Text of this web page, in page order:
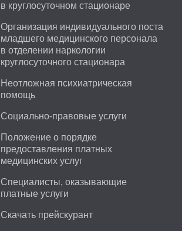
в круглосуточном стационаре
Организация индивидуального поста
младшего медицинского персонала
в отделении наркологии
круглосуточного стационара
Неотложная психиатрическая
помощь
Социально-правовые услуги
Положение о порядке
предоставления платных
медицинских услуг
Специалисты, оказывающие
платные услуги
Скачать прейскурант